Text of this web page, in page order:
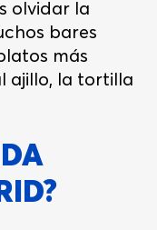
olvidar la
bares
más
ajillo, la tortilla